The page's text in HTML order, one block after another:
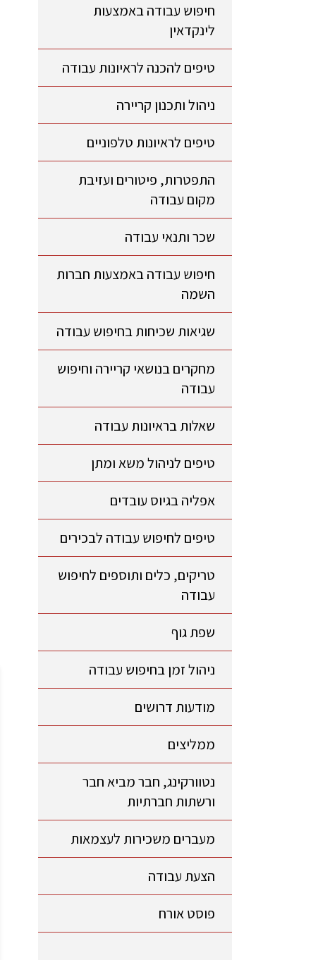
חיפוש עבודה באמצעות
לינקדאין
טיפים להכנה לראיונות עבודה
ניהול ותכנון קריירה
טיפים לראיונות טלפוניים
התפטרות, פיטורים ועזיבת
מקום עבודה
שכר ותנאי עבודה
חיפוש עבודה באמצעות חברות
השמה
שגיאות שכיחות בחיפוש עבודה
מחקרים בנושאי קריירה וחיפוש
עבודה
שאלות בראיונות עבודה
טיפים לניהול משא ומתן
אפליה בגיוס עובדים
טיפים לחיפוש עבודה לבכירים
טריקים, כלים ותוספים לחיפוש
עבודה
שפת גוף
ניהול זמן בחיפוש עבודה
מודעות דרושים
ממליצים
נטוורקינג, חבר מביא חבר
ורשתות חברתיות
מעברים משכירות לעצמאות
הצעת עבודה
פוסט אורח